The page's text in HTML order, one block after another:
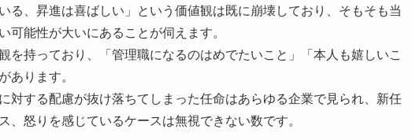
る、昇進は喜ばしい」という価値観は既に崩壊しており、そもそも当
能性が大いにあることが伺えます。
を持っており、「管理職になるのはめでたいこと」「本人も嬉しいこ
あります。
対する配慮が抜け落ちてしまった任命はあらゆる企業で見られ、新任
怒りを感じているケースは無視できない数です。